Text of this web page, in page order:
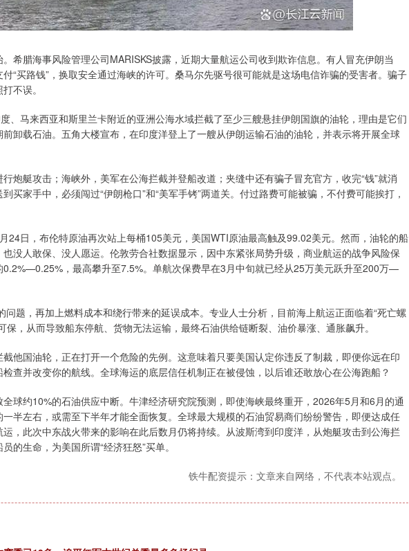
希腊海事风险管理公司MARISKS披露，近期大量航运公司收到欺诈信息。有人冒充伊朗当
“买路钱”，换取安全通过海峡的许可。桑马尔先驱号很可能就是这场电信诈骗的受害者。骗子
不误。
、马来西亚和斯里兰卡附近的亚洲公海水域拦截了至少三艘悬挂伊朗国旗的油轮，理由是它们
卸载石油。五角大楼宣布，在印度洋登上了一艘从伊朗运输石油的油轮，并表示将开展全球
炮艇攻击；海峡外，美军在公海拦截并登船改道；夹缝中还有骗子冒充官方，收完“钱”就消
买家手中，必须闯过“伊朗枪口”和“美军手铐”两道关。付过路费可能被骗，不付费可能挨打，
24日，布伦特原油再次站上每桶105美元，美国WTI原油最高触及99.02美元。然而，油轮的船
没人敢保、没人愿运。伦敦劳合社数据显示，因中东紧张局势升级，商业航运的战争风险保
0.2%—0.25%，最高攀升至7.5%。单航次保费早在3月中旬就已经从25万美元跃升至200万—
题，再加上燃料成本和绕行带来的延误成本。专业人士分析，目前海上航运正面临着“死亡螺
保，从而导致船东停航、货物无法运输，最终石油供给链断裂、油价暴涨、通胀飙升。
他国油轮，正在打开一个危险的先例。这意味着只要美国认定你违反了制裁，即便你远在印
查并改变你的航线。全球海运的底层信任机制正在被侵蚀，以后谁还敢放心在公海跑船？
球约10%的石油供应中断。牛津经济研究院预测，即使海峡最终重开，2026年5月和6月的通
半左右，或需至下半年才能全面恢复。全球最大规模的石油贸易商们纷纷警告，即便达成任
，此次中东战火带来的影响在此后数月仍将持续。从波斯湾到印度洋，从炮艇攻击到公海拦
的生命，为美国所谓“经济狂怒”买单。
铁牛配资提示：文章来自网络，不代表本站观点。